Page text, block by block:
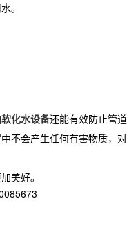
。
化水设备还能有效防止管道
不会产生任何有害物质，对
美好。